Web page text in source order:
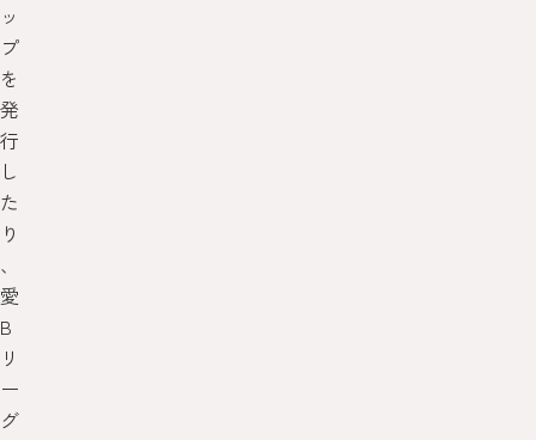
ッ
プ
を
発
行
し
た
り
、
愛
B
リ
ー
グ